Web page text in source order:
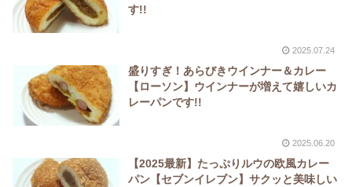
す!!
2025.07.24
盛りすぎ！あらびきウインナー＆カレー
【ローソン】ウインナーが増えて嬉しいカ
レーパンです!!
2025.06.20
【2025最新】たっぷりルウの欧風カレー
パン【セブンイレブン】サクッと美味しい